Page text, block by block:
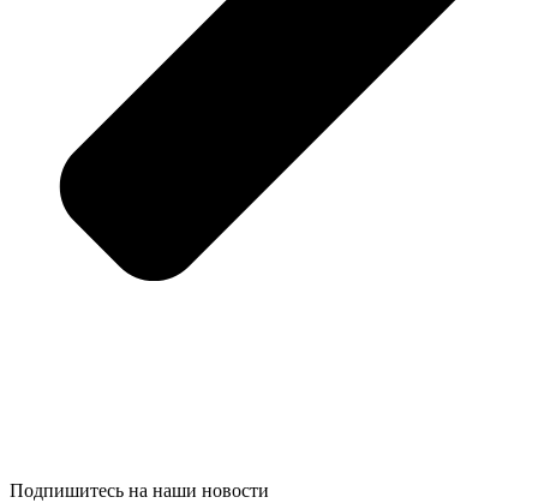
Подпишитесь на наши новости